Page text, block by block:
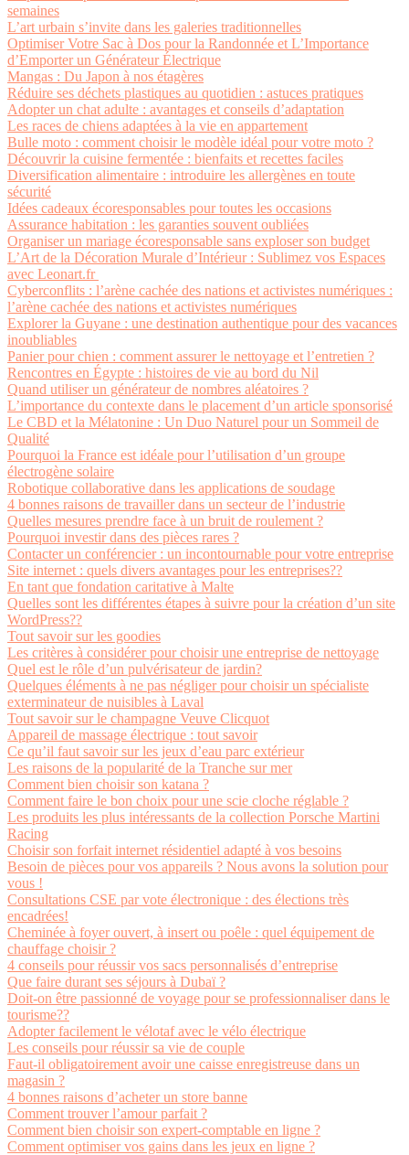
semaines
L’art urbain s’invite dans les galeries traditionnelles
Optimiser Votre Sac à Dos pour la Randonnée et L’Importance
d’Emporter un Générateur Électrique
Mangas : Du Japon à nos étagères
Réduire ses déchets plastiques au quotidien : astuces pratiques
Adopter un chat adulte : avantages et conseils d’adaptation
Les races de chiens adaptées à la vie en appartement
Bulle moto : comment choisir le modèle idéal pour votre moto ?
Découvrir la cuisine fermentée : bienfaits et recettes faciles
Diversification alimentaire : introduire les allergènes en toute
sécurité
Idées cadeaux écoresponsables pour toutes les occasions
Assurance habitation : les garanties souvent oubliées
Organiser un mariage écoresponsable sans exploser son budget
L’Art de la Décoration Murale d’Intérieur : Sublimez vos Espaces
avec Leonart.fr
Cyberconflits : l’arène cachée des nations et activistes numériques :
l’arène cachée des nations et activistes numériques
Explorer la Guyane : une destination authentique pour des vacances
inoubliables
Panier pour chien : comment assurer le nettoyage et l’entretien ?
Rencontres en Égypte : histoires de vie au bord du Nil
Quand utiliser un générateur de nombres aléatoires ?
L’importance du contexte dans le placement d’un article sponsorisé
Le CBD et la Mélatonine : Un Duo Naturel pour un Sommeil de
Qualité
Pourquoi la France est idéale pour l’utilisation d’un groupe
électrogène solaire
Robotique collaborative dans les applications de soudage
4 bonnes raisons de travailler dans un secteur de l’industrie
Quelles mesures prendre face à un bruit de roulement ?
Pourquoi investir dans des pièces rares ?
Contacter un conférencier : un incontournable pour votre entreprise
Site internet : quels divers avantages pour les entreprises??
En tant que fondation caritative à Malte
Quelles sont les différentes étapes à suivre pour la création d’un site
WordPress??
Tout savoir sur les goodies
Les critères à considérer pour choisir une entreprise de nettoyage
Quel est le rôle d’un pulvérisateur de jardin?
Quelques éléments à ne pas négliger pour choisir un spécialiste
exterminateur de nuisibles à Laval
Tout savoir sur le champagne Veuve Clicquot
Appareil de massage électrique : tout savoir
Ce qu’il faut savoir sur les jeux d’eau parc extérieur
Les raisons de la popularité de la Tranche sur mer
Comment bien choisir son katana ?
Comment faire le bon choix pour une scie cloche réglable ?
Les produits les plus intéressants de la collection Porsche Martini
Racing
Choisir son forfait internet résidentiel adapté à vos besoins
Besoin de pièces pour vos appareils ? Nous avons la solution pour
vous !
Consultations CSE par vote électronique : des élections très
encadrées!
Cheminée à foyer ouvert, à insert ou poêle : quel équipement de
chauffage choisir ?
4 conseils pour réussir vos sacs personnalisés d’entreprise
Que faire durant ses séjours à Dubaï ?
Doit-on être passionné de voyage pour se professionnaliser dans le
tourisme??
Adopter facilement le vélotaf avec le vélo électrique
Les conseils pour réussir sa vie de couple
Faut-il obligatoirement avoir une caisse enregistreuse dans un
magasin ?
4 bonnes raisons d’acheter un store banne
Comment trouver l’amour parfait ?
Comment bien choisir son expert-comptable en ligne ?
Comment optimiser vos gains dans les jeux en ligne ?